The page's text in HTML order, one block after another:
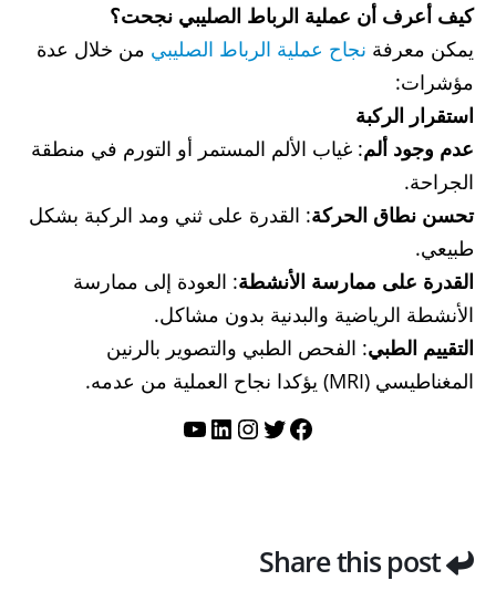
كيف أعرف أن عملية الرباط الصليبي نجحت؟
يمكن معرفة نجاح عملية الرباط الصليبي من خلال عدة
مؤشرات:
استقرار الركبة
عدم وجود ألم: غياب الألم المستمر أو التورم في منطقة
الجراحة.
تحسن نطاق الحركة: القدرة على ثني ومد الركبة بشكل
طبيعي.
القدرة على ممارسة الأنشطة: العودة إلى ممارسة
الأنشطة الرياضية والبدنية بدون مشاكل.
التقييم الطبي: الفحص الطبي والتصوير بالرنين
المغناطيسي (MRI) يؤكدا نجاح العملية من عدمه.
فيسبوك
تويترإنستجرام
لينكد إنيوتيوب
Share this post